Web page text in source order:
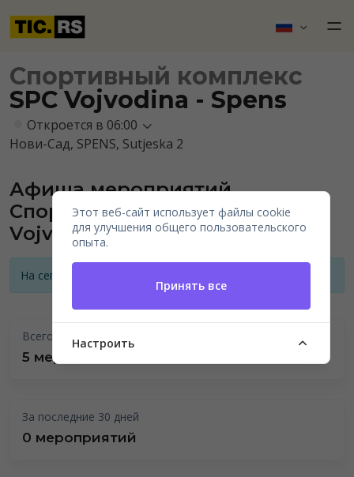
Спортивный комплекс
SPC Vojvodina - Spens
Откроется в 06:00
Нови-Сад, SPENS, Sutjeska 2
Афиша мероприятий
Спортивного комплекса SPC
Vojvodina - Spens
На сегодняшний день нет анонсов мероприятий
Всего проведено
5 мероприятий
За последние 30 дней
0 мероприятий
Этот веб-сайт использует файлы cookie
для улучшения общего пользовательского
опыта.
Принять все
Настроить